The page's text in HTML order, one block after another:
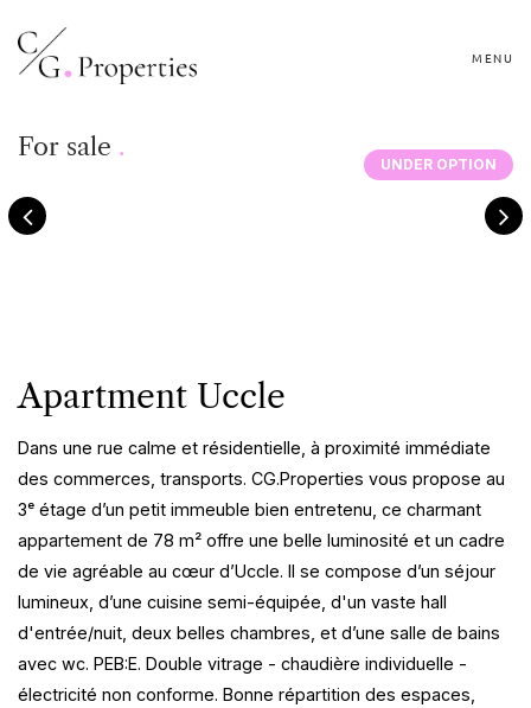
MENU
For sale .
UNDER OPTION
Apartment Uccle
Dans une rue calme et résidentielle, à proximité immédiate
des commerces, transports. CG.Properties vous propose au
3ᵉ étage d’un petit immeuble bien entretenu, ce charmant
appartement de 78 m² offre une belle luminosité et un cadre
de vie agréable au cœur d’Uccle. Il se compose d’un séjour
lumineux, d’une cuisine semi-équipée, d'un vaste hall
d'entrée/nuit, deux belles chambres, et d’une salle de bains
avec wc. PEB:E. Double vitrage - chaudière individuelle -
électricité non conforme. Bonne répartition des espaces,